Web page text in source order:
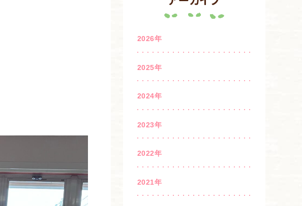
2026年
2025年
2024年
2023年
2022年
2021年